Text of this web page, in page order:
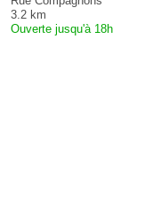
3.2 km
Ouverte jusqu'à 18h